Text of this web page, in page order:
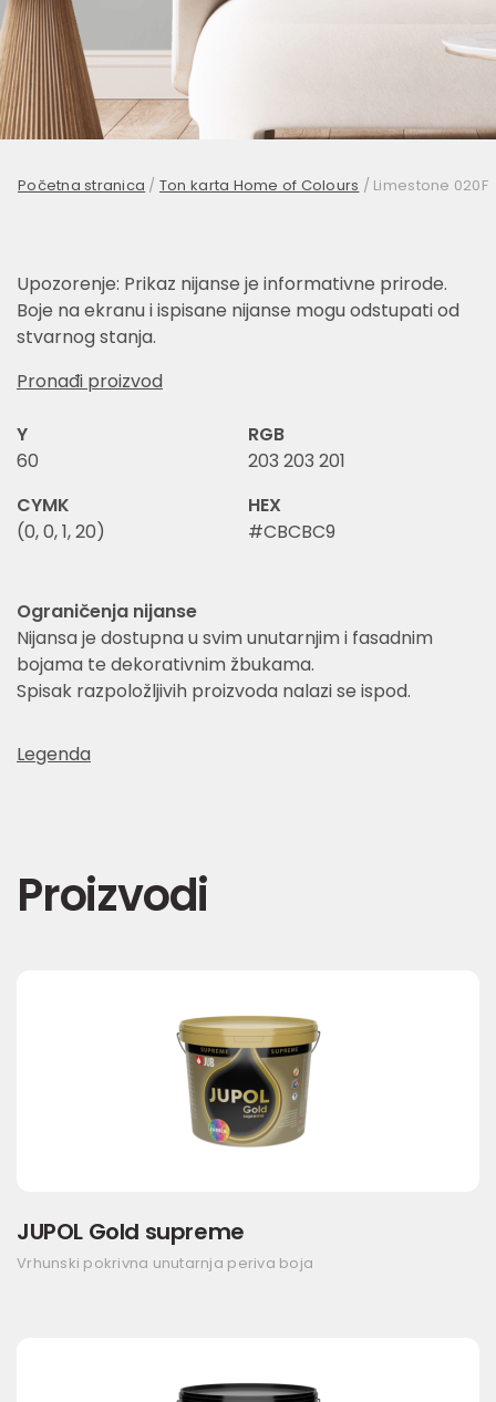
Početna stranica / Ton karta Home of Colours / Limestone 020F
Upozorenje: Prikaz nijanse je informativne prirode.
Boje na ekranu i ispisane nijanse mogu odstupati od
stvarnog stanja.
Pronađi proizvod
Y
60
RGB
203 203 201
CYMK
(0, 0, 1, 20)
HEX
#CBCBC9
Ograničenja nijanse
Nijansa je dostupna u svim unutarnjim i fasadnim
bojama te dekorativnim žbukama.
Spisak razpoložljivih proizvoda nalazi se ispod.
Legenda
Proizvodi
JUPOL Gold supreme
Vrhunski pokrivna unutarnja periva boja